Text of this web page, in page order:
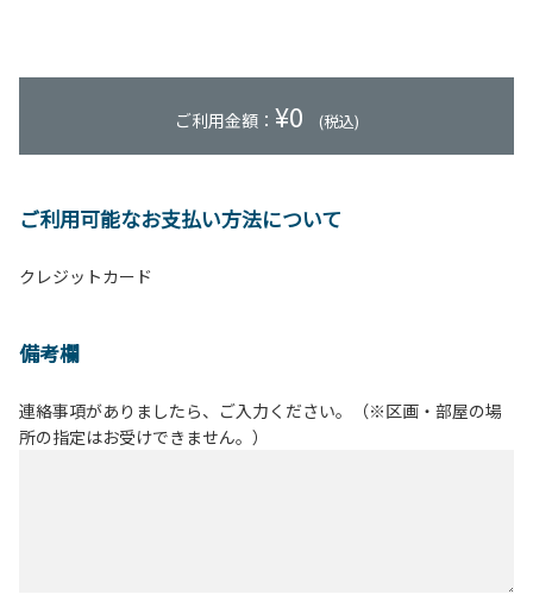
ご利用金額： ¥0 (税込)
ご利用可能なお支払い方法について
クレジットカード
備考欄
連絡事項がありましたら、ご入力ください。（※区画・部屋の場
所の指定はお受けできません。）